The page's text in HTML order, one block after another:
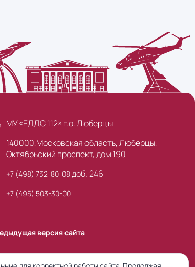
МУ «ЕДДС 112» г.о. Люберцы
140000,Московская область, Люберцы,
Октябрьский проспект, дом 190
+7 (498) 732-80-08 доб. 246
+7 (495) 503-30-00
версия сайта